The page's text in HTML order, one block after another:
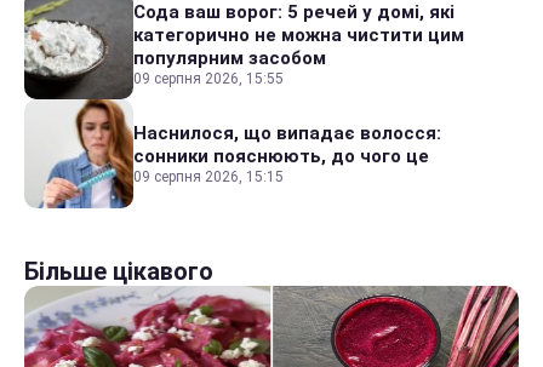
Сода ваш ворог: 5 речей у домі, які
категорично не можна чистити цим
популярним засобом
09 серпня 2026, 15:55
Наснилося, що випадає волосся:
сонники пояснюють, до чого це
09 серпня 2026, 15:15
Більше цікавого